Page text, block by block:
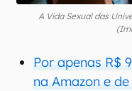
A Vida Sexual das
Por apenas R$
na Amazon e